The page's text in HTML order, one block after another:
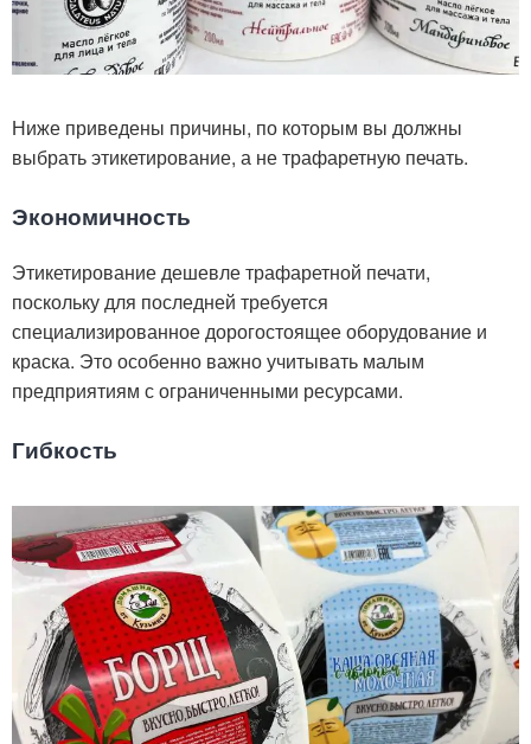
Ниже приведены причины, по которым вы должны
выбрать этикетирование, а не трафаретную печать.
Экономичность
Этикетирование дешевле трафаретной печати,
поскольку для последней требуется
специализированное дорогостоящее оборудование и
краска. Это особенно важно учитывать малым
предприятиям с ограниченными ресурсами.
Гибкость